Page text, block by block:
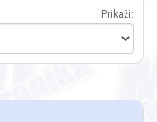
Prikaži: